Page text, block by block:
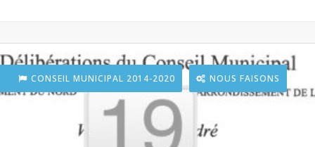
CONSEIL MUNICIPAL 2014-2020 NOUS FAISONS